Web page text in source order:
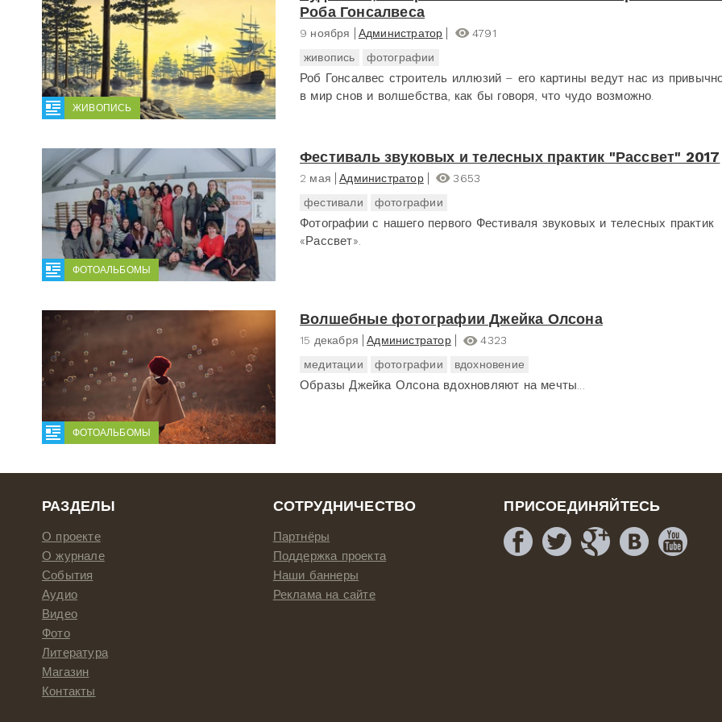
ЖИВОПИСЬ
Роба Гонсалвеса
9 ноября Администратор
4791
живопись
фотографии
Роб Гонсалвес строитель иллюзий – его картины ведут нас из
в мир снов и волшебства, как бы говоря, что чудо возможно.
ФОТОАЛЬБОМЫ
Фестиваль звуковых и телесных практик "Рассвет" 2017
2 мая Администратор
3653
фестивали
фотографии
Фотографии с нашего первого Фестиваля звуковых и телесных практик
«Рассвет».
ФОТОАЛЬБОМЫ
Волшебные фотографии Джейка Олсона
15 декабря Администратор
4323
медитации
фотографии вдохновение
Образы Джейка Олсона вдохновляют на мечты...
РАЗДЕЛЫ
О проекте
О журнале
События
Аудио
Видео
Фото
Литература
Магазин
Контакты
СОТРУДНИЧЕСТВО
Партнёры
Поддержка проекта
Наши баннеры
Реклама на сайте
ПРИСОЕДИНЯЙТЕСЬ